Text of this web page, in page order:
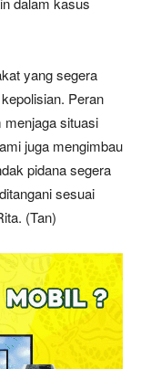
yang segera
Peran
situasi
juga mengimbau
pidana segera
sesuai
(Tan)